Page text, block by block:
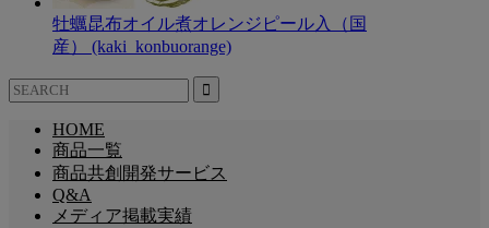
牡蠣昆布オイル煮オレンジピール入（国
産） (kaki_konbuorange)
HOME
商品一覧
商品共創開発サービス
Q&A
メディア掲載実績